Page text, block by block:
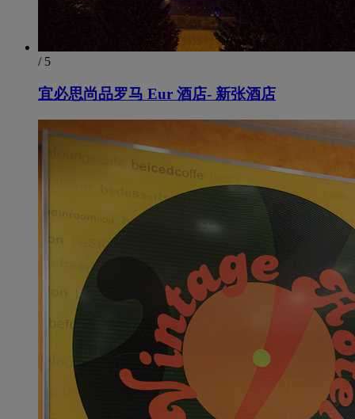
/ 5
宜必思尚品罗马 Eur 酒店- 新张酒店